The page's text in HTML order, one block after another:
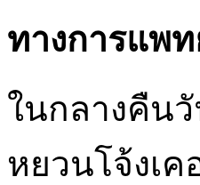
ทางการแพ
ในกลางคืน
หยวนโจ้งเ